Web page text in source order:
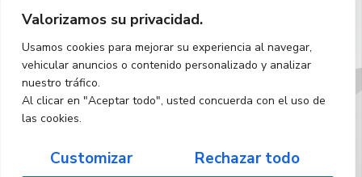
Valorizamos su privacidad.
Usamos cookies para mejorar su experiencia al navegar,
vehicular anuncios o contenido personalizado y analizar
nuestro tráfico.
Al clicar en "Aceptar todo", usted concuerda con el uso de
las cookies.
Customizar Rechazar todo
Reservados todos los derechos
Español